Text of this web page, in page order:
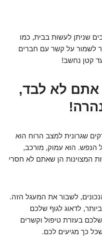
שניתן לעשות בבית, כמו
לשמור על קשר עם חברים
קטן נחשב!
אתם לא לבד,
שגרונית למצב הרוח הוא
הנפש. הוא עמוק, מורכב,
המצוינות הן שאתם לא חסרי
לשבור את המעגל הזה.
לדאוג לגוף שלכם
בעזרת טיפול וקשרים
כך מגיעים לכם.